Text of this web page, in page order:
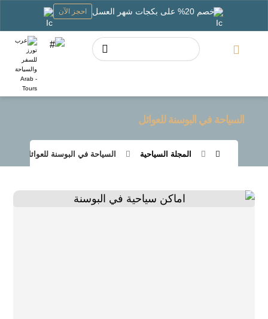
خصم 20% على بكجات شهر العسل احجز الآن
السياحة في البوسنة للعوائل
المجلة السياحية السياحة في البوسنة للعوائل